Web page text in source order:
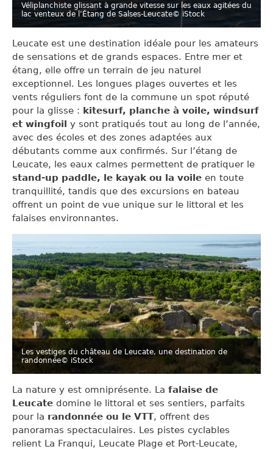
Véliplanchiste glissant à grande vitesse sur les eaux agitées du
lac venteux de l’Étang de Salses-Leucate© iStock
Leucate est une destination idéale pour les amateurs
de sensations et de grands espaces. Entre mer et
étang, elle offre un terrain de jeu naturel
exceptionnel. Les longues plages ouvertes et les
vents réguliers font de la commune un spot réputé
pour la glisse : kitesurf, planche à voile, windsurf
et wingfoil y sont pratiqués tout au long de l’année,
avec des écoles et des zones adaptées aux
débutants comme aux confirmés. Sur l’étang de
Leucate, les eaux calmes permettent de pratiquer le
stand-up paddle, le kayak ou la voile en toute
tranquillité, tandis que des excursions en bateau
offrent un point de vue unique sur le littoral et les
falaises environnantes.
Les vestiges du château de Leucate, une destination de
randonnée© iStock
La nature y est omniprésente. La falaise de
Leucate domine le littoral et ses sentiers, parfaits
pour la randonnée ou le VTT, offrent des
panoramas spectaculaires. Les pistes cyclables
relient La Franqui, Leucate Plage et Port-Leucate,